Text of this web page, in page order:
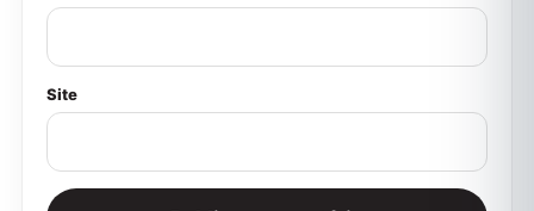
Site